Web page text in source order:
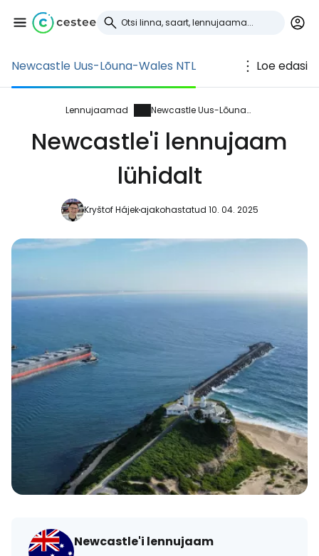
Newcastle Uus-Lõuna-Wales NTL Loe edasi
Lennujaamad Newcastle Uus-Lõuna-Wales
Newcastle'i lennujaam
lühidalt
Kryštof Hájekajakohastatud 10. 04. 2025
Newcastle'i lennujaam
Logi sisse
Cestee'sse
... ülemaailmne reisikogukond
Jätka Facebookiga
Jätkake e-kirjaga